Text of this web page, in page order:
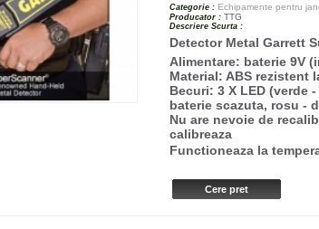
Categorie : Echipamente pentru
Producator : TTG
Descriere Scurta :
Detector Metal Garrett
Alimentare: baterie 9V
Material: ABS rezistent
Becuri: 3 X LED (verde
baterie scazuta, rosu -
Nu are nevoie de
calibreaza
Functioneaza la